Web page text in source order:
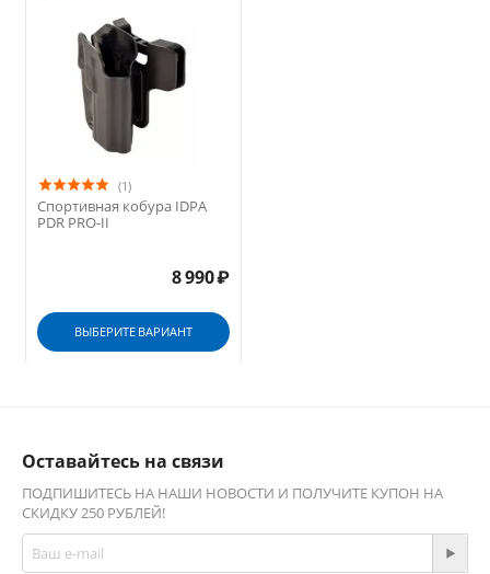
(1)
Спортивная кобура IDPA
PDR PRO-II
8 990₽
ВЫБЕРИТЕ ВАРИАНТ
Оставайтесь на связи
ПОДПИШИТЕСЬ НА НАШИ НОВОСТИ И ПОЛУЧИТЕ КУПОН НА
СКИДКУ 250 РУБЛЕЙ!